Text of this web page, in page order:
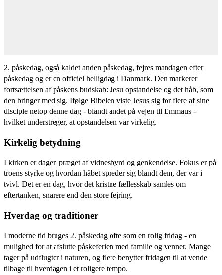
2. påskedag, også kaldet anden påskedag, fejres mandagen efter
påskedag og er en officiel helligdag i Danmark. Den markerer
fortsættelsen af påskens budskab: Jesu opstandelse og det håb, som
den bringer med sig. Ifølge Bibelen viste Jesus sig for flere af sine
disciple netop denne dag - blandt andet på vejen til Emmaus -
hvilket understreger, at opstandelsen var virkelig.
Kirkelig betydning
I kirken er dagen præget af vidnesbyrd og genkendelse. Fokus er på
troens styrke og hvordan håbet spreder sig blandt dem, der var i
tvivl. Det er en dag, hvor det kristne fællesskab samles om
eftertanken, snarere end den store fejring.
Hverdag og traditioner
I moderne tid bruges 2. påskedag ofte som en rolig fridag - en
mulighed for at afslutte påskeferien med familie og venner. Mange
tager på udflugter i naturen, og flere benytter fridagen til at vende
tilbage til hverdagen i et roligere tempo.